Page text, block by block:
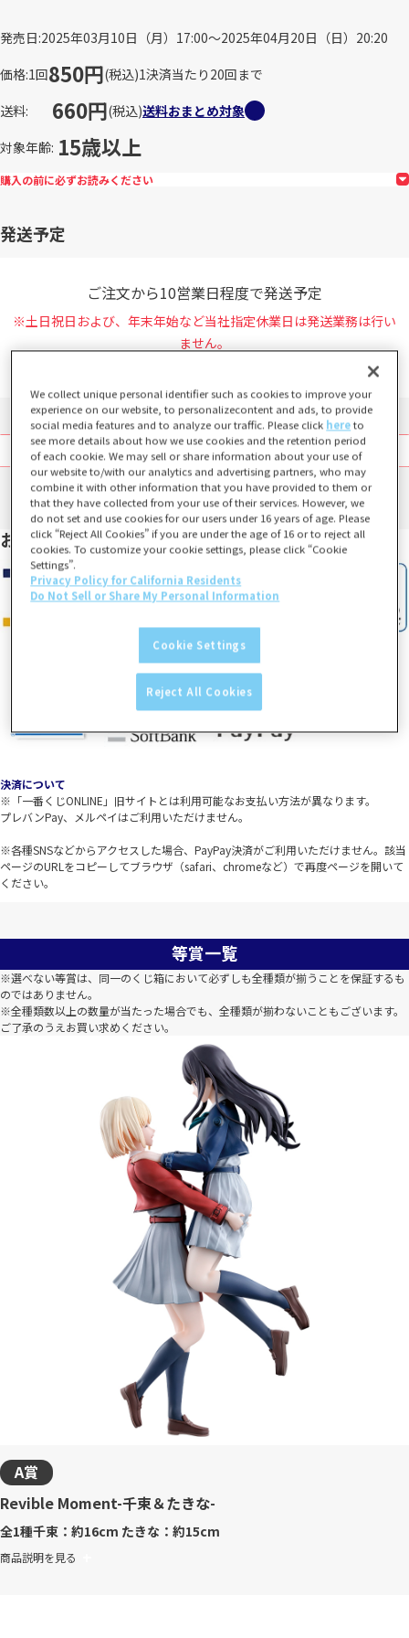
発売日 2025年03月10日（月）17:00～2025年04月20日（日）20:20
価格 1回850円(税込)1決済当たり20回まで
送料
660円(税込)送料おまとめ対象
対象年齢 15歳以上
購入の前に必ずお読みください
発送予定
ご注文から10営業日程度で発送予定
※土日祝日および、年末年始など当社指定休業日は発送業務は行い
ません。
お支払い方法
決済について
※「一番くじONLINE」旧サイトとは利用可能なお支払い方法が異なります。
プレバンPay、メルペイはご利用いただけません。
※各種SNSなどからアクセスした場合、PayPay決済がご利用いただけません。該当
ページのURLをコピーしてブラウザ（safari、chromeなど）で再度ページを開いて
ください。
等賞一覧
※選べない等賞は、同一のくじ箱において必ずしも全種類が揃うことを保証するも
のではありません。
※全種類数以上の数量が当たった場合でも、全種類が揃わないこともございます。
ご了承のうえお買い求めください。
A賞
Revible Moment-千束＆たきな-
全1種千束：約16cm たきな：約15cm
商品説明を見る
We collect unique personal identifier such as cookies to improve your
experience on our website, to personalizecontent and ads, to provide
social media features and to analyze our traffic. Please click hereto
see more details about how we use cookies and the retention period
of each cookie. We may sell or share information about your use of
our website to/with our analytics and advertising partners, who may
combine it with other information that you have provided to them or
that they have collected from your use of their services. However, we
do not set and use cookies for our users under 16 years of age. Please
click “Reject All Cookies” if you are under the age of 16 or to reject all
cookies. To customize your cookie settings, please click “Cookie
Settings”.
Privacy Policy for California Residents
Do Not Sell or Share My Personal Information
Cookie Settings
Reject All Cookies